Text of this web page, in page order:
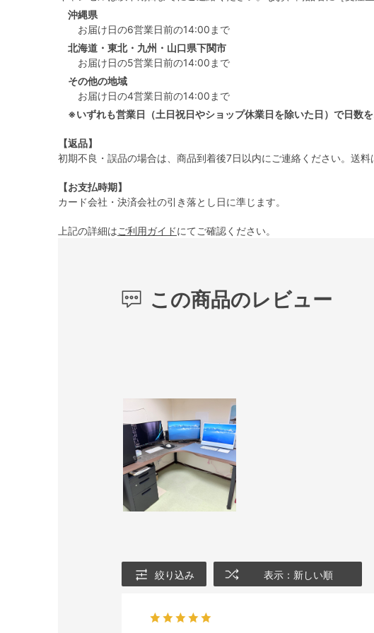
沖縄県
お届け日の6営業日前の14:00まで
北海道・東北・九州・山口県下関市
お届け日の5営業日前の14:00まで
その他の地域
お届け日の4営業日前の14:00まで
※いずれも営業日（土日祝日やショップ休業日を除いた日）で日数を
【返品】
初期不良・誤品の場合は、商品到着後7日以内にご連絡ください。送
【お支払時期】
カード会社・決済会社の引き落とし日に準じます。
上記の詳細はご利用ガイドにてご確認ください。
この商品のレビュー
絞り込み 表示：新しい順